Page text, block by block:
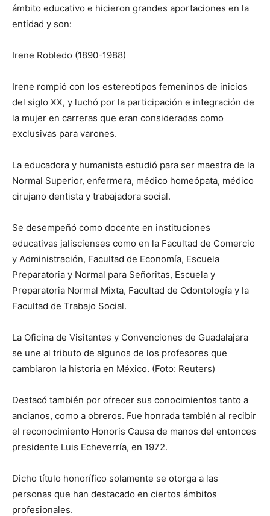
ámbito educativo e hicieron grandes aportaciones en la
entidad y son:
Irene Robledo (1890-1988)
Irene rompió con los estereotipos femeninos de inicios
del siglo XX, y luchó por la participación e integración de
la mujer en carreras que eran consideradas como
exclusivas para varones.
La educadora y humanista estudió para ser maestra de la
Normal Superior, enfermera, médico homeópata, médico
cirujano dentista y trabajadora social.
Se desempeñó como docente en instituciones
educativas jaliscienses como en la Facultad de Comercio
y Administración, Facultad de Economía, Escuela
Preparatoria y Normal para Señoritas, Escuela y
Preparatoria Normal Mixta, Facultad de Odontología y la
Facultad de Trabajo Social.
La Oficina de Visitantes y Convenciones de Guadalajara
se une al tributo de algunos de los profesores que
cambiaron la historia en México. (Foto: Reuters)
Destacó también por ofrecer sus conocimientos tanto a
ancianos, como a obreros. Fue honrada también al recibir
el reconocimiento Honoris Causa de manos del entonces
presidente Luis Echeverría, en 1972.
Dicho título honorífico solamente se otorga a las
personas que han destacado en ciertos ámbitos
profesionales.